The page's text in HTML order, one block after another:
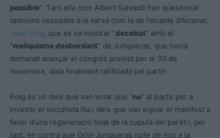
possible”. Tant ella com Albert Salvadó han qüestionat
opinions vessades a la xarxa com la de l’alcalde d’Alcanar,
Joan Roig, que es va mostrar “decebut” amb el
“meliquisme desbordant” de Junqueras, que havia
demanat avançar el congrés previst per al 30 de
novembre, data finalment ratificada pel partit.
Roig és un dels que van votar que “no” al pacte per a
investir el socialista Illa i dels que van signar el manifest a
favor d’una regeneració total de la cúpula del partit i, per
tant, en contra que Oriol Junqueras opte de nou a la